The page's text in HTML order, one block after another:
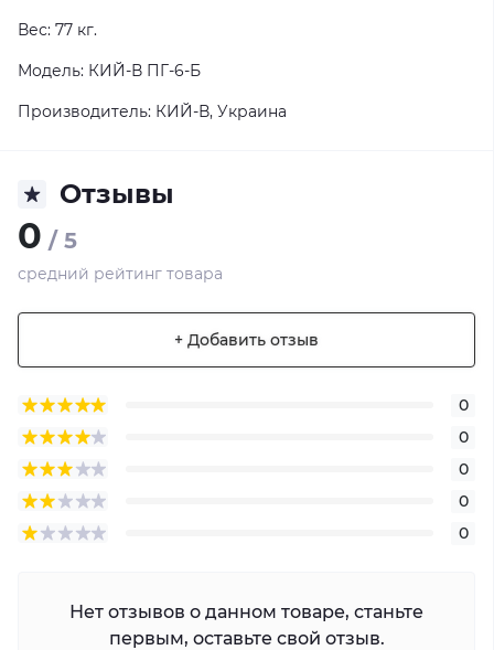
Вес: 77 кг.
Модель: КИЙ-В ПГ-6-Б
Производитель: КИЙ-В, Украина
Отзывы
0 / 5
средний рейтинг товара
+ Добавить отзыв
0
0
0
0
0
Нет отзывов о данном товаре, станьте
первым, оставьте свой отзыв.